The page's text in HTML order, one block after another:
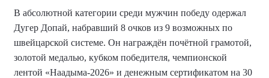
В абсолютной категории среди мужчин победу одержал
Дугер Допай, набравший 8 очков из 9 возможных по
швейцарской системе. Он награждён почётной грамотой,
золотой медалью, кубком победителя, чемпионской
лентой «Наадыма-2026» и денежным сертификатом на 30